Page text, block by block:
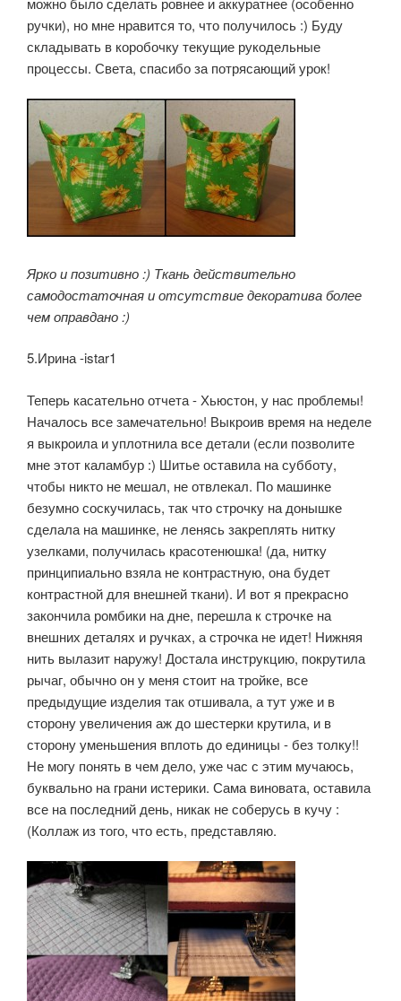
ручки), но мне нравится то, что получилось :) Буду
складывать в коробочку текущие рукодельные
процессы. Света, спасибо за потрясающий урок!
Ярко и позитивно :) Ткань действительно
самодостаточная и отсутствие декоратива более
чем оправдано :)
5.Ирина -istar1
Теперь касательно отчета - Хьюстон, у нас проблемы!
Началось все замечательно! Выкроив время на неделе
я выкроила и уплотнила все детали (если позволите
мне этот каламбур :) Шитье оставила на субботу,
чтобы никто не мешал, не отвлекал. По машинке
безумно соскучилась, так что строчку на донышке
сделала на машинке, не ленясь закреплять нитку
узелками, получилась красотенюшка! (да, нитку
принципиально взяла не контрастную, она будет
контрастной для внешней ткани). И вот я прекрасно
закончила ромбики на дне, перешла к строчке на
внешних деталях и ручках, а строчка не идет! Нижняя
нить вылазит наружу! Достала инструкцию, покрутила
рычаг, обычно он у меня стоит на тройке, все
предыдущие изделия так отшивала, а тут уже и в
сторону увеличения аж до шестерки крутила, и в
сторону уменьшения вплоть до единицы - без толку!!
Не могу понять в чем дело, уже час с этим мучаюсь,
буквально на грани истерики. Сама виновата, оставила
все на последний день, никак не соберусь в кучу :
(Коллаж из того, что есть, представляю.